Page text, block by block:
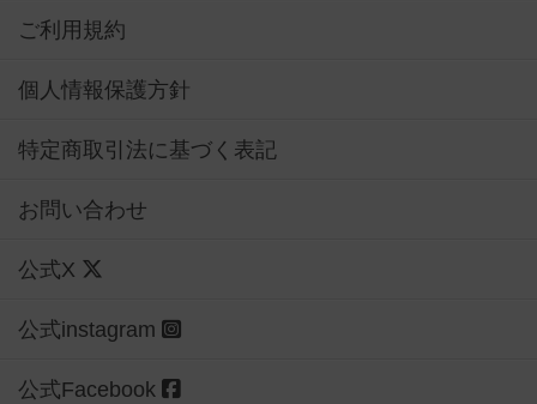
ご利用規約
個人情報保護方針
特定商取引法に基づく表記
お問い合わせ
公式X
公式instagram
公式Facebook